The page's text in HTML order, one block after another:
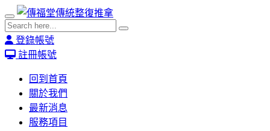
登錄帳號
註冊帳號
回到首頁
關於我們
最新消息
服務項目